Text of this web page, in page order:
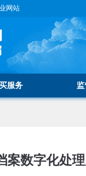
网站
服务
案数字化处